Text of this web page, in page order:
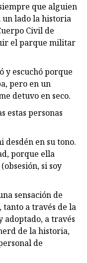
que alguien
un lado la historia
Civil de
el parque militar
y escuchó porque
pero en un
detuvo en seco.
estas personas
desdén en su tono.
porque ella
si soy
sensación de
tanto a través de la
adoptado, a través
de la historia,
de